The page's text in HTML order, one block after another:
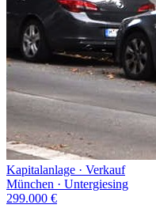
Kapitalanlage · Verkauf
München · Untergiesing
299.000 €